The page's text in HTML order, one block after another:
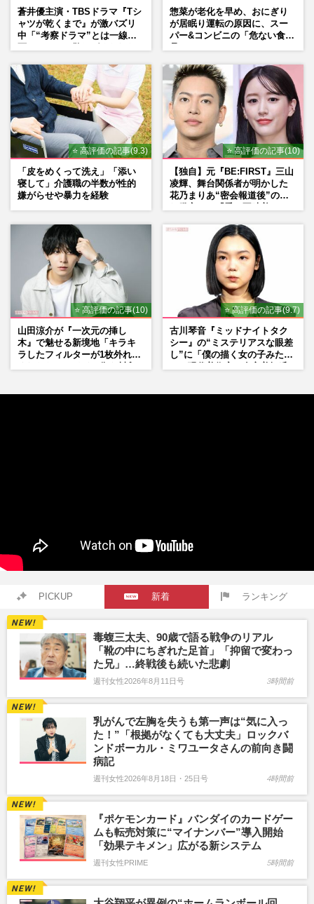
蒼井優主演・TBSドラマ『Tシ
ャツが乾くまで』が激バズリ
中「“考察ドラマ”とは一線を
惣菜が老化を早め、おにぎり
が居眠り運転の原因に、スー
パー&コンビニの「危ない食
⭐ 高評価の記事(9.3)
「皮をめくって洗え」「添い
寝して」介護職の半数が性的
嫌がらせや暴力を経験
⭐ 高評価の記事(10)
【独自】元『BE:FIRST』三山
凌輝、舞台関係者が明かした
花乃まりあ“密会報道後”の呆
⭐ 高評価の記事(10)
山田涼介が『一次元の挿し
木』で魅せる新境地「キラキ
ラしたフィルターが1枚外れて
⭐ 高評価の記事(9.7)
古川琴音『ミッドナイトタク
シー』の“ミステリアスな眼差
し”に「僕の描く女の子みた
PICKUP 新着 ランキング
毒蝮三太夫、90歳で語る戦争のリアル
「靴の中にちぎれた足首」「抑留で変わっ
た兄」…終戦後も続いた悲劇
週刊女性2026年8月11日号 3時間前
乳がんで左胸を失うも第一声は“気に入っ
た！”「根拠がなくても大丈夫」ロックバ
ンドボーカル・ミワユータさんの前向き闘
病記
週刊女性2026年8月18日・25日号 4時間前
『ポケモンカード』バンダイのカードゲー
ムも転売対策に“マイナンバー”導入開始
「効果テキメン」広がる新システム
週刊女性PRIME 5時間前